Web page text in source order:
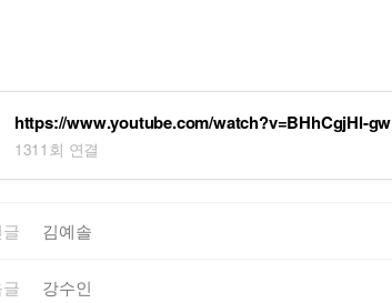
https://www.youtube.com/watch?v=BHhCgjHl-gw
1311회 연결
김예솔
강수인